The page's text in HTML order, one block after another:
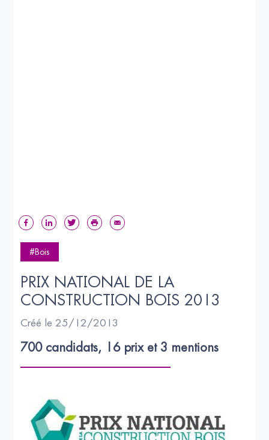
#Bois
PRIX NATIONAL DE LA
CONSTRUCTION BOIS 2013
Créé le 25/12/2013
700 candidats, 16 prix et 3 mentions